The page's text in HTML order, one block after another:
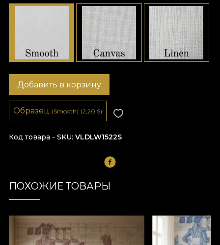
Код товара - SKU VLDLW1522S
Добавить в корзину
Образец (Smooth) (2,20 $)
ПОХОЖИЕ ТОВАРЫ